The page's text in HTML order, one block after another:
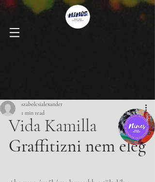
szabolcsialexander
1 min read
Vida Kamilla
Graffitizni nem elég